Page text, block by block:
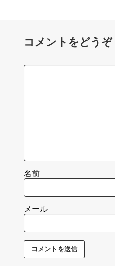
コメントをどうぞ
名前
メール